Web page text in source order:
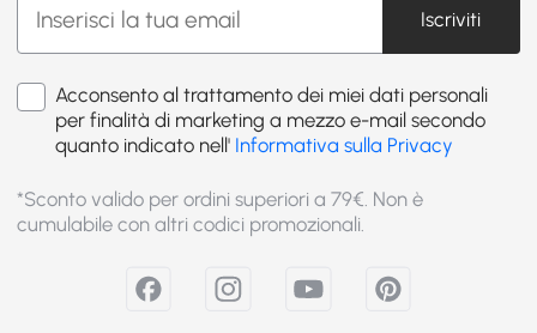
Iscriviti
Acconsento al trattamento dei miei dati personali
per finalità di marketing a mezzo e-mail secondo
quanto indicato nell' Informativa sulla Privacy
*Sconto valido per ordini superiori a 79€. Non è
cumulabile con altri codici promozionali.